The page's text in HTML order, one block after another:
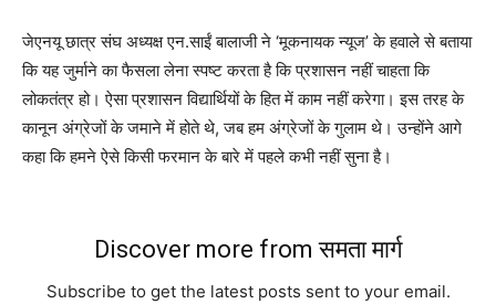
जेएनयू छात्र संघ अध्यक्ष एन.साईं बालाजी ने ‘मूकनायक न्यूज’ के हवाले से बताया
कि यह जुर्माने का फैसला लेना स्पष्ट करता है कि प्रशासन नहीं चाहता कि
लोकतंत्र हो। ऐसा प्रशासन विद्यार्थियों के हित में काम नहीं करेगा। इस तरह के
कानून अंग्रेजों के जमाने में होते थे, जब हम अंग्रेजों के गुलाम थे। उन्होंने आगे
कहा कि हमने ऐसे किसी फरमान के बारे में पहले कभी नहीं सुना है।
Discover more from समता मार्ग
Subscribe to get the latest posts sent to your email.